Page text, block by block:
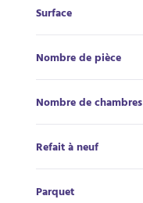
Surface
Nombre de pièce
Nombre de chambres
Refait à neuf
Parquet